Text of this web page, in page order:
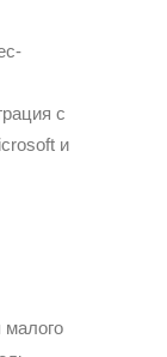
с
и